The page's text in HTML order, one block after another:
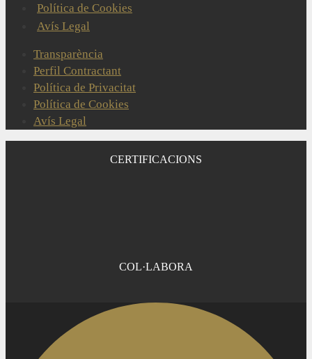
Política de Cookies
Avís Legal
Transparència
Perfil Contractant
Política de Privacitat
Política de Cookies
Avís Legal
CERTIFICACIONS
COL·LABORA